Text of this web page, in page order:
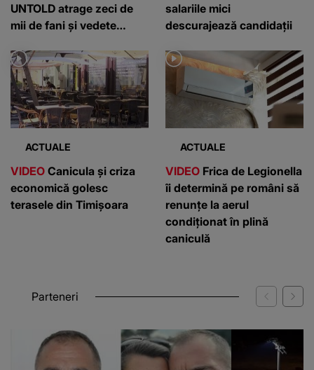
UNTOLD atrage zeci de
mii de fani și vedete
salariile mici
descurajează candidații
ACTUALE
VIDEO Canicula și criza
economică golesc
terasele din Timișoara
ACTUALE
VIDEO Frica de Legionella
îi determină pe români să
renunțe la aerul
condiționat în plină
caniculă
Parteneri